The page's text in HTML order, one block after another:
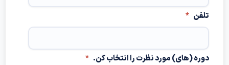
تلفن *
دوره (های) مورد نظرت را انتخاب کن. *